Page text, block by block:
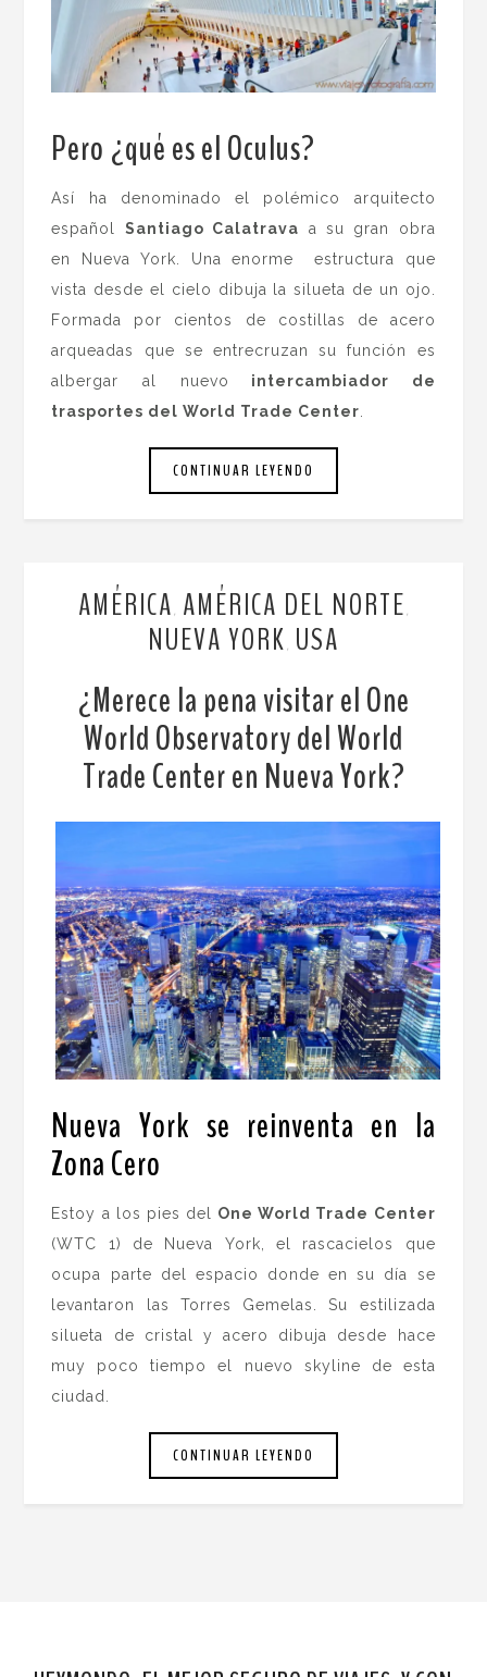
Pero ¿qué es el Oculus?
Así ha denominado el polémico arquitecto
español Santiago Calatrava a su gran obra
en Nueva York. Una enorme estructura que
vista desde el cielo dibuja la silueta de un ojo.
Formada por cientos de costillas de acero
arqueadas que se entrecruzan su función es
albergar al nuevo intercambiador de
trasportes del World Trade Center
CONTINUAR LEYENDO
AMÉRICA, AMÉRICA DEL NORTE,
NUEVA YORK, USA
¿Merece la pena visitar el One
World Observatory del World
Trade Center en Nueva York?
Nueva York se reinventa en la
Zona Cero
Estoy a los pies del One World Trade Center
(WTC 1) de Nueva York, el rascacielos que
ocupa parte del espacio donde en su día se
levantaron las Torres Gemelas. Su estilizada
silueta de cristal y acero dibuja desde hace
muy poco tiempo el nuevo skyline de esta
ciudad.
CONTINUAR LEYENDO